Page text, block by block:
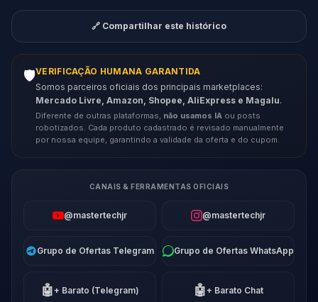
🔗 Compartilhar este histórico
🛡️VERIFICAÇÃO HUMANA GARANTIDA
Somos parceiros oficiais dos principais marketplaces:
Mercado Livre, Amazon, Shopee, AliExpress e Magalu.
Diferente de outras plataformas, não usamos IA ou posts
robotizados. Cada produto cadastrado é revisado manualmente
por nossa equipe, garantindo a validade da oferta e do cupom.
CANAIS & FERRAMENTAS OFICIAIS
@mastertechjr @mastertechjr
Grupo de Ofertas Telegram Grupo de Ofertas WhatsApp
🤖+ Barato (Telegram) 🤖+ Barato Chat